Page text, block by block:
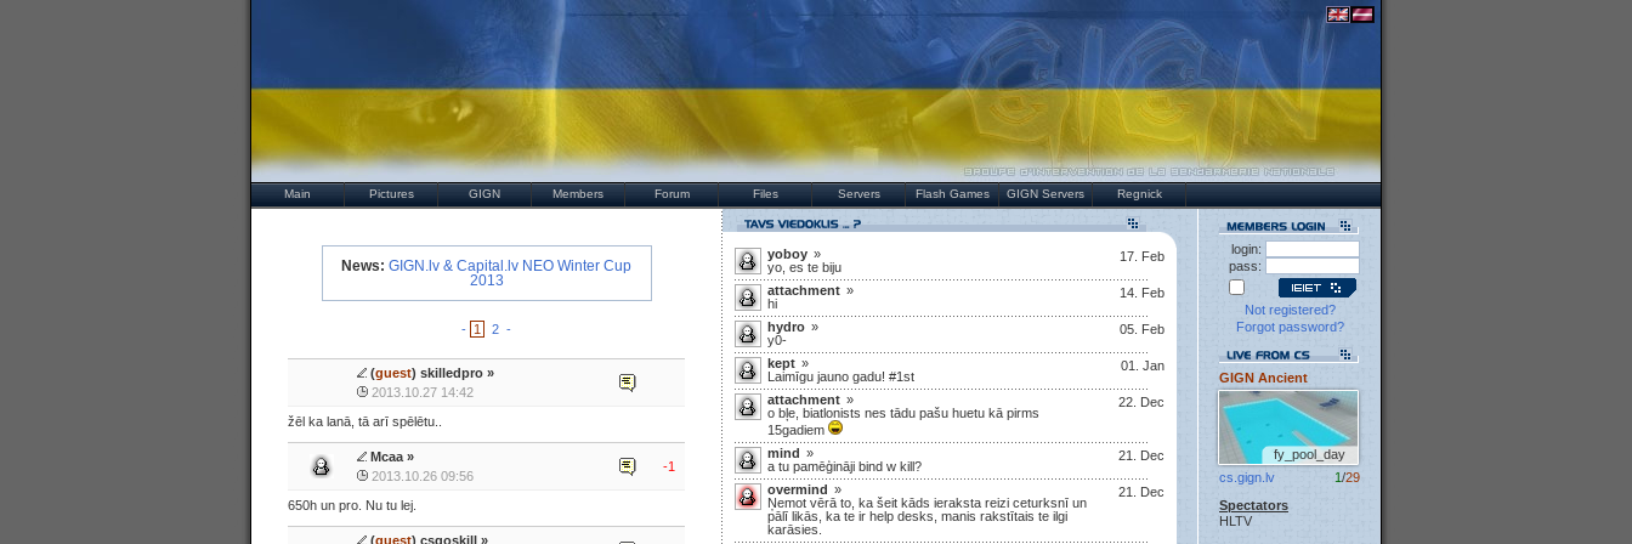
Main Pictures GIGN Members Forum Files Servers Flash Games GIGN Servers Regnick
News: GIGN.lv & Capital.lv NEO Winter Cup
2013
- 1 2 -
(guest) skilledpro »
2013.10.27 14:42
žēl ka lanā, tā arī spēlētu..
Mcaa »
2013.10.26 09:56
-1
650h un pro. Nu tu lej.
(guest) csgoskill »
yoboy »
yo, es te biju
17. Feb
attachment »
hi
14. Feb
hydro »
y0-
05. Feb
kept »
Laimīgu jauno gadu! #1st
01. Jan
attachment »
o bļe, biatlonists nes tādu pašu huetu kā pirms
15gadiem
22. Dec
mind »
a tu pamēģināji bind w kill?
21. Dec
overmind »
Ņemot vērā to, ka šeit kāds ieraksta reizi ceturksnī un
pālī likās, ka te ir help desks, manis rakstītais te ilgi
karāsies.
21. Dec
login:
pass:
Not registered?
Forgot password?
GIGN Ancient
fy_pool_day
1/29
cs.gign.lv
Spectators
HLTV